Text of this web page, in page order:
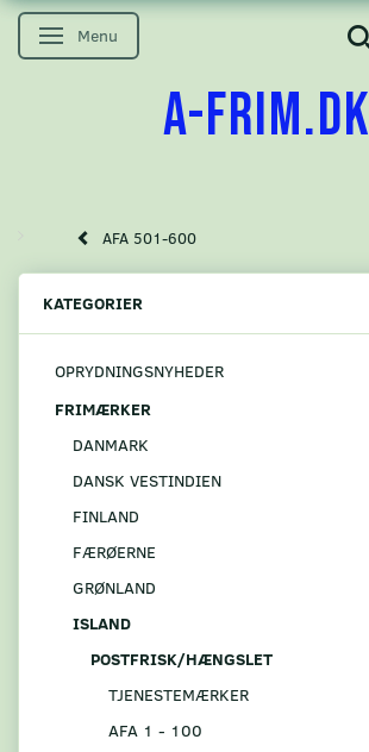
Skifte navigation
Menu
A-FRIM.DK
AFA 501-600
KATEGORIER
OPRYDNINGSNYHEDER
FRIMÆRKER
DANMARK
DANSK VESTINDIEN
FINLAND
FÆRØERNE
GRØNLAND
ISLAND
POSTFRISK/HÆNGSLET
TJENESTEMÆRKER
AFA 1 - 100